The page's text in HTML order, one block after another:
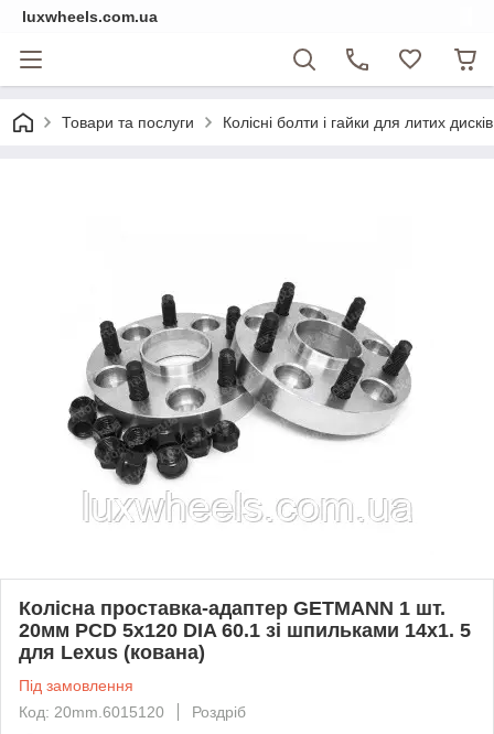
luxwheels.com.ua
Товари та послуги Колісні болти і гайки для литих
Колісна проставка-адаптер GETMANN 1 шт.
20мм PCD 5х120 DIA 60.1 зі шпильками 14x1. 5
для Lexus (кована)
Під замовлення
Код: 20mm.6015120
Роздріб